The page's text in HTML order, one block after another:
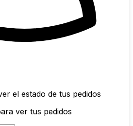
el estado de tus pedidos
ver tus pedidos